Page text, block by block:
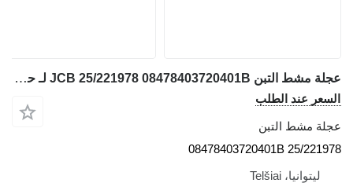
عجلة مشط التبن JCB 25/221978 08478403720401B لـ حفارة JCB JS130W
السعر عند الطلب
عجلة مشط التبن
25/221978 08478403720401B
ليتوانيا، Telšiai